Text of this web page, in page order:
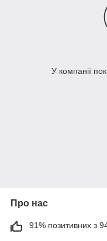
У компанії
Про нас
91% позитивних з 94